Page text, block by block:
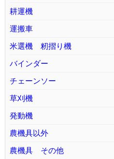
耕運機
運搬車
米選機 籾摺り機
バインダー
チェーンソー
草刈機
発動機
農機具以外
農機具 その他